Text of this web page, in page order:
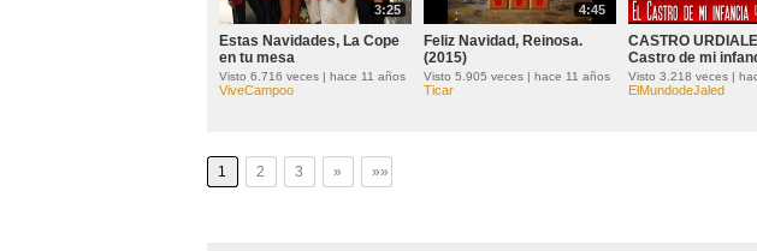
3:25
Estas Navidades, La Cope
en tu mesa
Visto 6.716 veces | hace 11 años
ViveCampoo
4:45
Feliz Navidad, Reinosa.
(2015)
Visto 5.905 veces | hace 11 años
Ticar
CASTRO
Castro de mi
Visto 3.218 veces |
ElMundodeJaled
1 2 3 » »»